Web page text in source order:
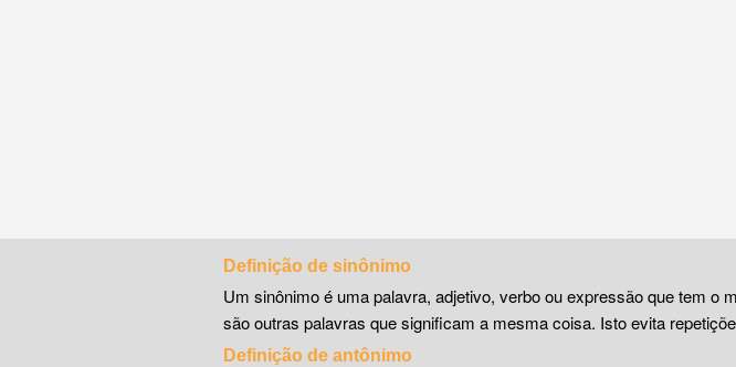
Definição de sinônimo
Um sinônimo é uma palavra, adjetivo, verbo ou expressão que tem
são outras palavras que significam a mesma coisa. Isto evita
Definição de antônimo